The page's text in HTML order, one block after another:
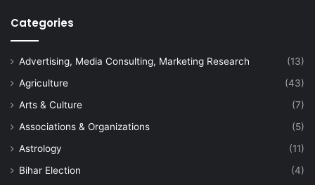
Categories
Advertising, Media Consulting, Marketing Research
(13)
Agriculture
(43)
Arts & Culture
(7)
Associations & Organizations
(5)
Astrology
(11)
Bihar Election
(4)